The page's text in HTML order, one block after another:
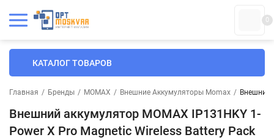
0
КАТАЛОГ ТОВАРОВ
Главная / Бренды / MOMAX / Внешние Аккумуляторы Momax / Внешний
Внешний аккумулятор MOMAX IP131HKY 1-
Power X Pro Magnetic Wireless Battery Pack